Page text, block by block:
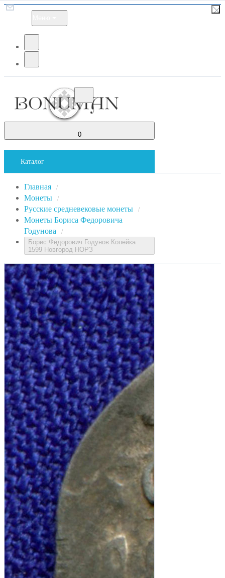
0
Каталог
Главная /
Монеты /
Русские средневековые монеты /
Монеты Бориса Федоровича
Годунова
/
Борис Федорович Годунов Копейка
1599 Новгород НОРЗ